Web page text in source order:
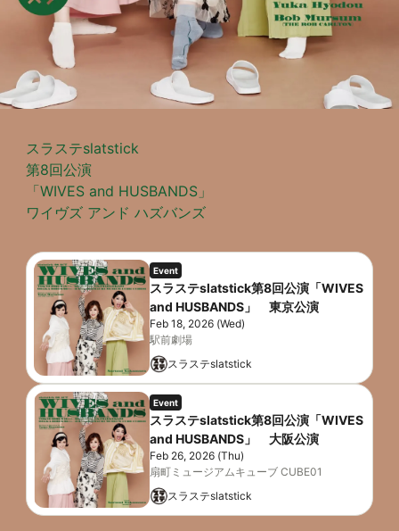
スラステslatstick
第8回公演
「WIVES and HUSBANDS」
Event
スラステslatstick第8回公演「WIVES
and HUSBANDS」 東京公演
Feb 18, 2026 (Wed)
駅前劇場
スラステslatstick
Event
スラステslatstick第8回公演「WIVES
and HUSBANDS」 大阪公演
Feb 26, 2026 (Thu)
扇町ミュージアムキューブ CUBE01
スラステslatstick